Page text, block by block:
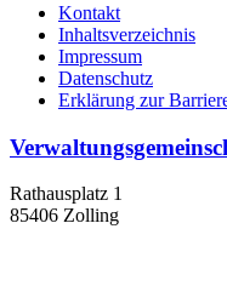
Kontakt
Inhaltsverzeichnis
Impressum
Datenschutz
Erklärung zur
Rathausplatz 1
85406 Zolling